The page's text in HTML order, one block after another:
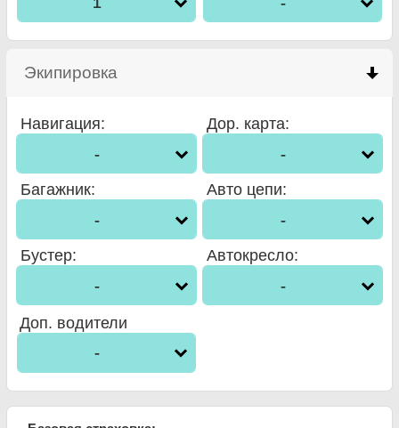
Экипировка
Навигация:
-
Дор. карта:
-
Багажник:
-
Авто цепи:
-
Бустер:
-
Автокресло:
-
Доп. водители
-